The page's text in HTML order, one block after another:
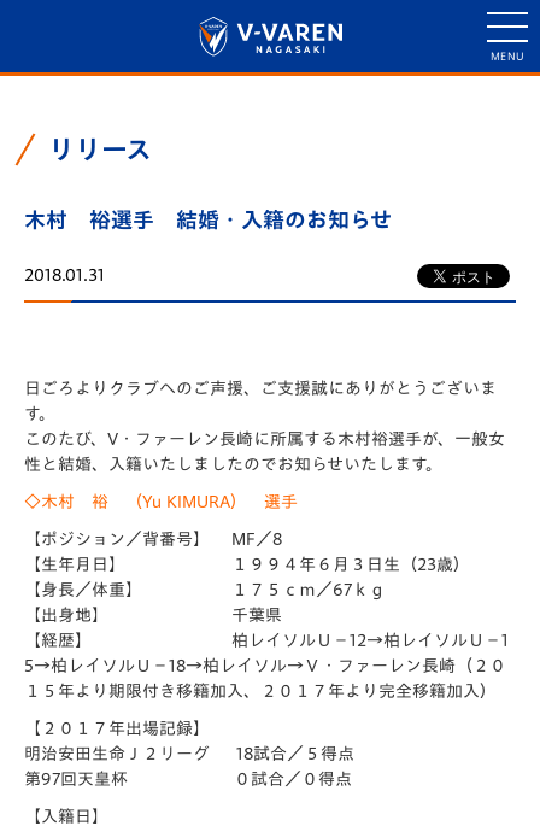
リリース
木村 裕選手 結婚・入籍のお知らせ
2018.01.31
日ごろよりクラブへのご声援、ご支援誠にありがとうございま
す。
このたび、V・ファーレン長崎に所属する木村裕選手が、一般女
性と結婚、入籍いたしましたのでお知らせいたします。
◇木村 裕 （Yu KIMURA） 選手
【ポジション／背番号】 MF／8
【生年月日】 １９９４年６月３日生（23歳）
【身長／体重】 １７５ｃｍ／67ｋｇ
【出身地】 千葉県
【経歴】 柏レイソルＵ－12→柏レイソルＵ－1
5→柏レイソルＵ－18→柏レイソル→Ｖ・ファーレン長崎（２０
１５年より期限付き移籍加入、２０１７年より完全移籍加入）
【２０１７年出場記録】
明治安田生命Ｊ２リーグ 18試合／５得点
第97回天皇杯 ０試合／０得点
【入籍日】